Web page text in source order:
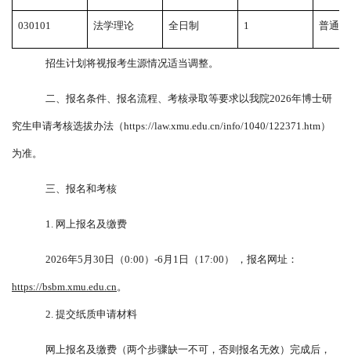
030101 法学理论 全日制 1 普通
招生计划将视报考生源情况适当调整。
二、报名条件、报名流程、考核录取等要求以我院2026年博士研
究生申请考核选拔办法（https://law.xmu.edu.cn/info/1040/122371.htm）
为准。
三、报名和考核
1. 网上报名及缴费
2026年5月30日（0:00）-6月1日（17:00） ，报名网址：
https://bsbm.xmu.edu.cn。
2. 提交纸质申请材料
网上报名及缴费（两个步骤缺一不可，否则报名无效）完成后，